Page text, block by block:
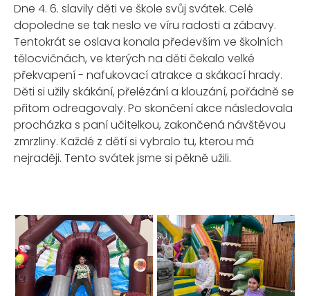
Dne 4. 6. slavily děti ve škole svůj svátek. Celé
dopoledne se tak neslo ve víru radosti a zábavy.
Tentokrát se oslava konala především ve školních
tělocvičnách, ve kterých na děti čekalo velké
překvapení - nafukovací atrakce a skákací hrady.
Děti si užily skákání, přelézání a klouzání, pořádně se
přitom odreagovaly. Po skončení akce následovala
procházka s paní učitelkou, zakončená návštěvou
zmrzliny. Každé z dětí si vybralo tu, kterou má
nejraději. Tento svátek jsme si pěkně užili.